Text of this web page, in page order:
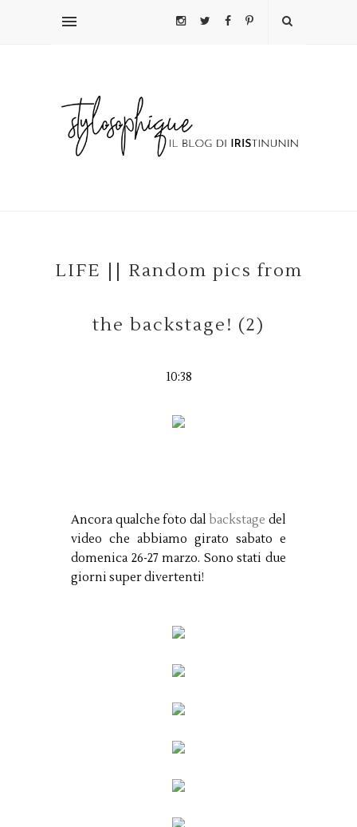
LIFE || Random pics from
the backstage! (2)
10:38
Ancora qualche foto dal backstagedel
video che abbiamo girato sabato e
domenica 26-27 marzo. Sono stati due
giorni super divertenti!